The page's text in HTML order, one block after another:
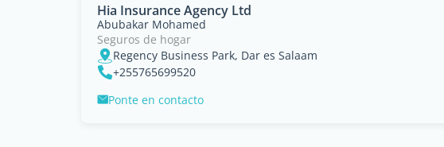
Hia Insurance Agency Ltd
Abubakar Mohamed
Seguros de hogar
Regency Business Park, Dar es Salaam
+255765699520
Ponte en contacto